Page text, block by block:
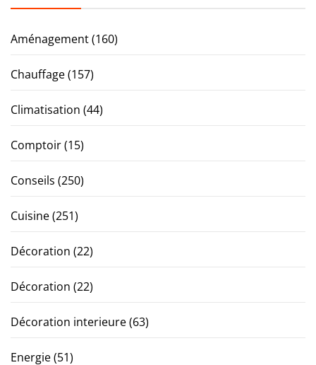
Aménagement(160)
Chauffage(157)
Climatisation (44)
Comptoir(15)
Conseils (250)
Cuisine(251)
Décoration (22)
Décoration (22)
Décoration interieure(63)
Energie(51)